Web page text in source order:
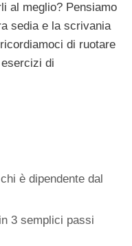
al meglio? Pensiamo
sedia e la scrivania
di ruotare
di
è dipendente dal
3 semplici passi